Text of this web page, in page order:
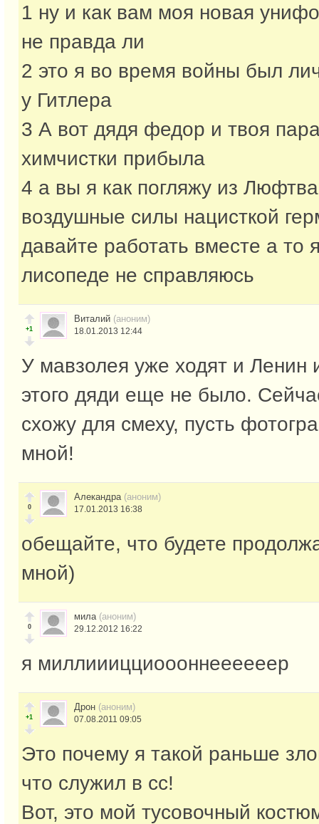
1 ну и как вам моя новая
не правда ли
2 это я во время войны был
у Гитлера
3 А вот дядя федор и твоя
химчистки прибыла
4 а вы я как погляжу из
воздушные силы нацисткой
давайте работать вместе а то
лисопеде не справляюсь
+1
Виталий (аноним)
18.01.2013 12:44
У мавзолея уже ходят и Ленин
этого дяди еще не было.
схожу для смеху, пусть
мной!
0
Алекандра (аноним)
17.01.2013 16:38
обещайте, что будете
мной)
0
мила (аноним)
29.12.2012 16:22
я миллииицциоооннеееееер
+1
Дрон (аноним)
07.08.2011 09:05
Это почему я такой раньше
что служил в сс!
Вот, это мой тусовочный